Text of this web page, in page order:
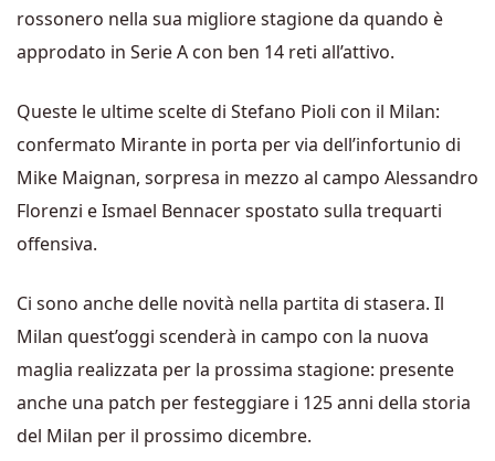
rossonero nella sua migliore stagione da quando è
approdato in Serie A con ben 14 reti all’attivo.
Queste le ultime scelte di Stefano Pioli con il Milan:
confermato Mirante in porta per via dell’infortunio di
Mike Maignan, sorpresa in mezzo al campo Alessandro
Florenzi e Ismael Bennacer spostato sulla trequarti
offensiva.
Ci sono anche delle novità nella partita di stasera. Il
Milan quest’oggi scenderà in campo con la nuova
maglia realizzata per la prossima stagione: presente
anche una patch per festeggiare i 125 anni della storia
del Milan per il prossimo dicembre.